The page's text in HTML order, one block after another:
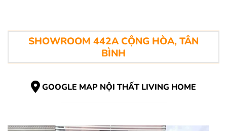
SHOWROOM 442A CỘNG HÒA, TÂN
BÌNH
GOOGLE MAP NỘI THẤT LIVING HOME